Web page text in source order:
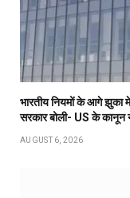
भारतीय नियमों के आगे झुका
सरकार बोली- US के कानून
AUGUST 6, 2026